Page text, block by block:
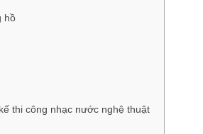
hồ
thi công nhạc nước nghệ thuật